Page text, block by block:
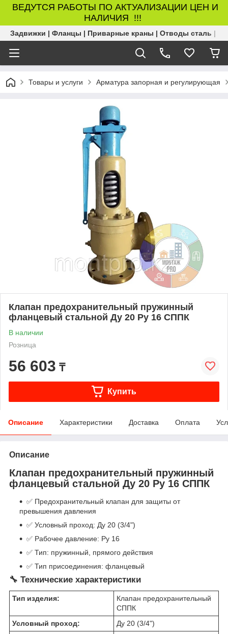
ВЕДУТСЯ РАБОТЫ ПО АКТУАЛИЗАЦИИ ЦЕН И
НАЛИЧИЯ !!!
Задвижки | Фланцы | Приварные краны | Отводы сталь |
Товары и услуги Арматура запорная и регулирующая
Клапан предохранительный пружинный
фланцевый стальной Ду 20 Ру 16 СППК
В наличии
Розница
56 603 ₸
Купить
Описание Характеристики Доставка Оплата
Описание
Клапан предохранительный пружинный
фланцевый стальной Ду 20 Ру 16 СППК
✅ Предохранительный клапан для защиты от
превышения давления
✅ Условный проход: Ду 20 (3/4")
✅ Рабочее давление: Ру 16
✅ Тип: пружинный, прямого действия
✅ Тип присоединения: фланцевый
🔧 Технические характеристики
Тип изделия:
Клапан предохранительный
СППК
Условный проход:
Ду 20 (3/4")